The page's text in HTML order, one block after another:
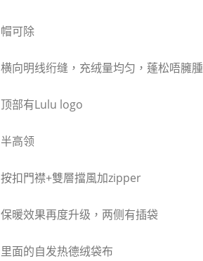
帽可除
横向明线绗缝，充绒量均匀，蓬松唔臃腫
顶部有Lulu logo
半高领
按扣門襟+雙層擋風加zipper
保暖效果再度升级，两侧有插袋
里面的自发热德绒袋布